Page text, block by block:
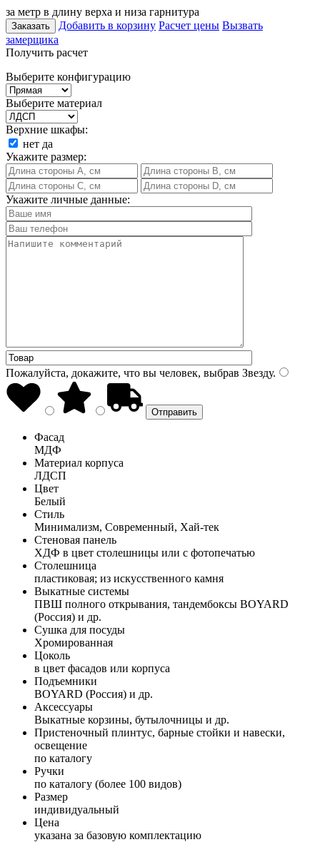
за метр в длину верха и низа гарнитура
Заказать Добавить в корзину Расчет цены Вызвать
замерщика
Получить расчет
Выберите конфигурацию
Выберите материал
Верхние шкафы:
нет да
Укажите размер:
Укажите личные данные:
Пожалуйста, докажите, что вы человек, выбрав Звезду.
Фасад
МДФ
Материал корпуса
ЛДСП
Цвет
Белый
Стиль
Минимализм, Современный, Хай-тек
Стеновая панель
ХДФ в цвет столешницы или с фотопечатью
Столешница
пластиковая; из искусственного камня
Выкатные системы
ПВШ полного открывания, тандембоксы BOYARD
(Россия) и др.
Сушка для посуды
Хромированная
Цоколь
в цвет фасадов или корпуса
Подъемники
BOYARD (Россия) и др.
Аксессуары
Выкатные корзины, бутылочницы и др.
Пристеночный плинтус, барные стойки и навески,
освещение
по каталогу
Ручки
по каталогу (более 100 видов)
Размер
индивидуальный
Цена
указана за базовую комплектацию